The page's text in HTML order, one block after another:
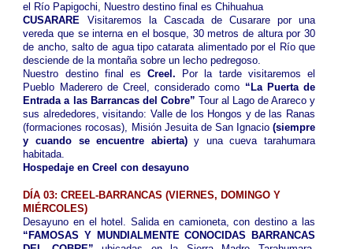
el Río Papigochi, Nuestro destino final es Chihuahua
CUSARARE Visitaremos la Cascada de Cusarare por una
vereda que se interna en el bosque, 30 metros de altura por 30
de ancho, salto de agua tipo catarata alimentado por el Río que
desciende de la montaña sobre un lecho pedregoso.
Nuestro destino final es Creel.
Por la tarde visitaremos el
Pueblo Maderero de Creel, considerado como “La Puerta de
Entrada a las Barrancas del Cobre” Tour al Lago de Arareco y
sus alrededores, visitando: Valle de los Hongos y de las Ranas
(formaciones rocosas), Misión Jesuita de San Ignacio (siempre
y cuando se encuentre abierta)y una cueva tarahumara
habitada.
Hospedaje en Creel con desayuno
DÍA 03: CREEL-BARRANCAS (VIERNES, DOMINGO Y
MIÉRCOLES)
Desayuno en el hotel. Salida en camioneta, con destino a las
“FAMOSAS Y MUNDIALMENTE CONOCIDAS BARRANCAS